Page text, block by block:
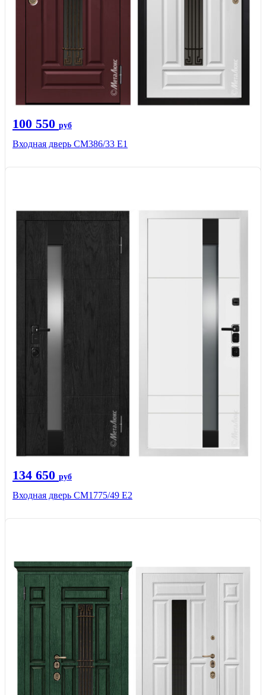
100 550 руб
Входная дверь СМ386/33 Е1
134 650 руб
Входная дверь СМ1775/49 Е2